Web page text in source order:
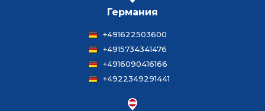
Германия
+491622503600
+4915734341476
+4916090416166
+4922349291441